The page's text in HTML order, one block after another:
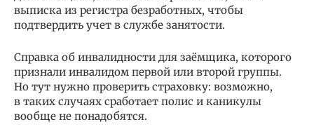
выписка из регистра безработных, чтобы
подтвердить учет в службе занятости.
Справка об инвалидности для заёмщика, которого
признали инвалидом первой или второй группы.
Но тут нужно проверить страховку: возможно,
в таких случаях сработает полис и каникулы
вообще не понадобятся.